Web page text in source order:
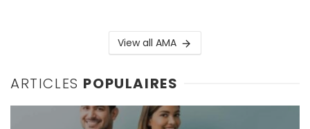
View all AMA
ARTICLES POPULAIRES